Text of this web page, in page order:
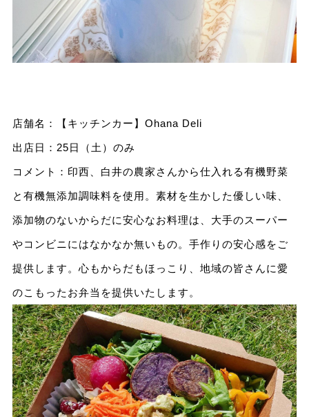
店舗名：【キッチンカー】Ohana Deli
出店日：25日（土）のみ
コメント：印西、白井の農家さんから仕入れる有機野菜
と有機無添加調味料を使用。素材を生かした優しい味、
添加物のないからだに安心なお料理は、大手のスーパー
やコンビニにはなかなか無いもの。手作りの安心感をご
提供します。心もからだもほっこり、地域の皆さんに愛
のこもったお弁当を提供いたします。